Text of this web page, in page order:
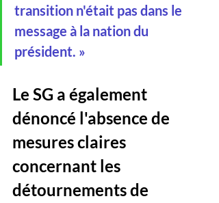
transition n'était pas dans le
message à la nation du
président. »
Le SG a également
dénoncé l'absence de
mesures claires
concernant les
détournements de